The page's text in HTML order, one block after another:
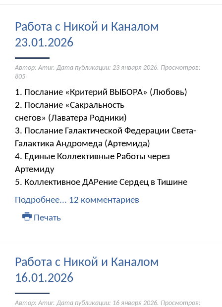
Работа с Никой и Каналом
23.01.2026
Автор: Amur. Дата публикации: 23 января 2026. Просмотров:
805
1. Послание «Критерий ВЫБОРА» (Любовь)
2. Послание «Сакральность
снегов» (Лаватера Родники)
3. Послание Галактической Федерации Света-
Галактика Андромеда (Артемида)
4. Единые Коллективные Работы через
Артемиду
5. Коллективное ДАРение Сердец в Тишине
Подробнее... 12 комментариев
Печать
Работа с Никой и Каналом
16.01.2026
Автор: Amur. Дата публикации: 16 января 2026. Просмотров: